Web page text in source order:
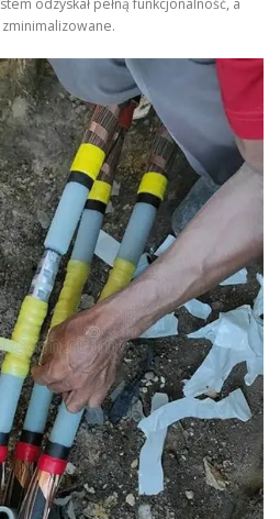
odzyskał pełną funkcjonalność, a